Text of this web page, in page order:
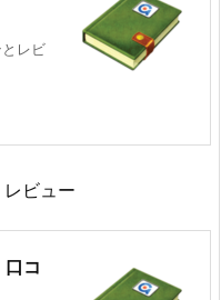
レビ
ビュー
コ